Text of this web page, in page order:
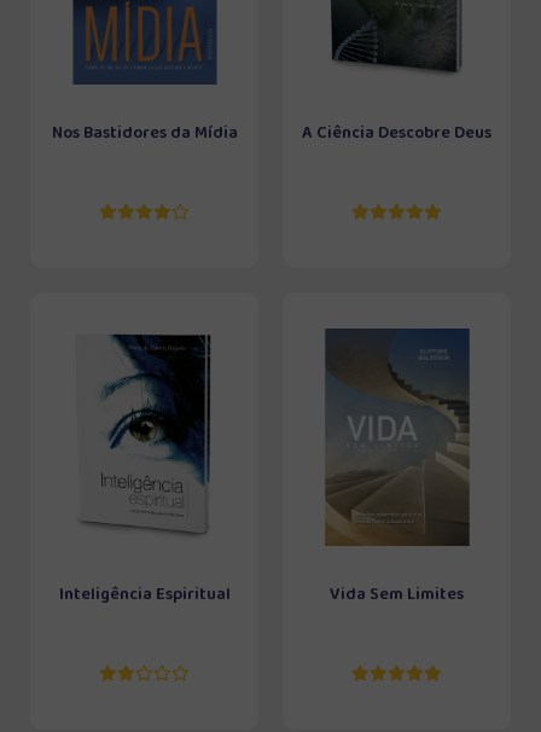
Nos Bastidores da Mídia A Ciência Descobre Deus
Inteligência Espiritual Vida Sem Limites